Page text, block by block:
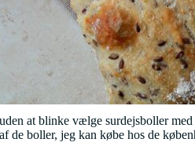
at blinke vælge surdejsboller
de boller, jeg kan købe hos de